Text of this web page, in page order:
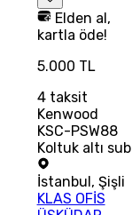
Elden al,
kartla öde!
5.000 TL
4taksit
Kenwood
KSC-PSW88
Koltuk altı sub
İstanbul , Şişli
KLAS OFİS